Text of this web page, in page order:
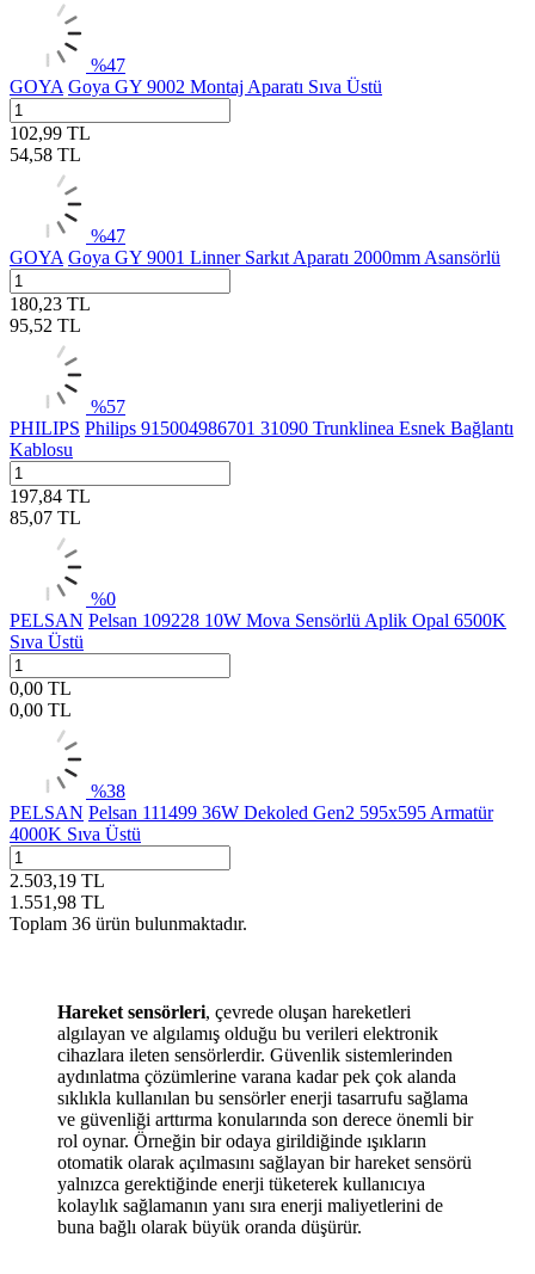
%47
GOYA Goya GY 9002 Montaj Aparatı Sıva Üstü
102,99 TL
54,58 TL
%47
GOYA Goya GY 9001 Linner Sarkıt Aparatı 2000mm Asansörlü
180,23 TL
95,52 TL
%57
PHILIPS Philips 915004986701 31090 Trunklinea Esnek Bağlantı
Kablosu
197,84 TL
85,07 TL
%0
PELSAN Pelsan 109228 10W Mova Sensörlü Aplik Opal 6500K
Sıva Üstü
0,00 TL
0,00 TL
%38
PELSAN Pelsan 111499 36W Dekoled Gen2 595x595 Armatür
4000K Sıva Üstü
2.503,19 TL
1.551,98 TL
Toplam 36 ürün bulunmaktadır.
Hareket sensörleri, çevrede oluşan hareketleri
algılayan ve algılamış olduğu bu verileri elektronik
cihazlara ileten sensörlerdir. Güvenlik sistemlerinden
aydınlatma çözümlerine varana kadar pek çok alanda
sıklıkla kullanılan bu sensörler enerji tasarrufu sağlama
ve güvenliği arttırma konularında son derece önemli bir
rol oynar. Örneğin bir odaya girildiğinde ışıkların
otomatik olarak açılmasını sağlayan bir hareket sensörü
yalnızca gerektiğinde enerji tüketerek kullanıcıya
kolaylık sağlamanın yanı sıra enerji maliyetlerini de
buna bağlı olarak büyük oranda düşürür.